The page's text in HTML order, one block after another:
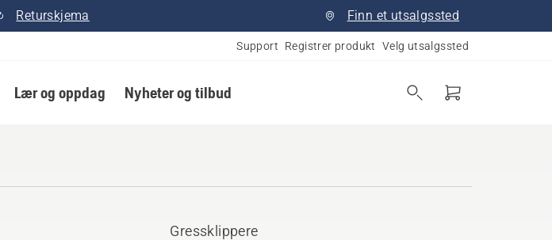
Returskjema Finn et utsalgssted
Support Registrer produkt Velg utsalgssted
Lær og oppdag Nyheter og tilbud
Gressklippere